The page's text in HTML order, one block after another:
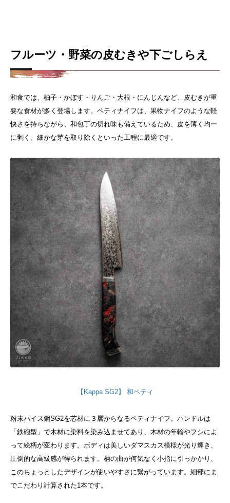
フルーツ・野菜の皮むきや下ごしらえ
和食では、柚子・かぼす・りんご・大根・にんじんなど、皮むきが重
要な食材が多く登場します。ペティナイフは、果物ナイフのような軽
快さを持ちながら、和包丁の切れ味も備えているため、皮を薄く均一
に剥く、細かな芽を取り除くといった工程に最適です。
【Kappa SG2】 和ペティ
粉末ハイス鋼SG2を芯材に３層からなるペティナイフ。ハンドルは
「鉄砲型」で木材に染料を染み込ませてあり、木材の年輪やフシによ
って絵柄が変わります。ボディは美しいダマスカス模様が光り輝き、
圧倒的な高級感が得られます。柄の曲が何気なく小指に引っかかり、
このちょっとしたデザインが使いやすさに繋がっています。細部にま
でこだわり計算された1本です。